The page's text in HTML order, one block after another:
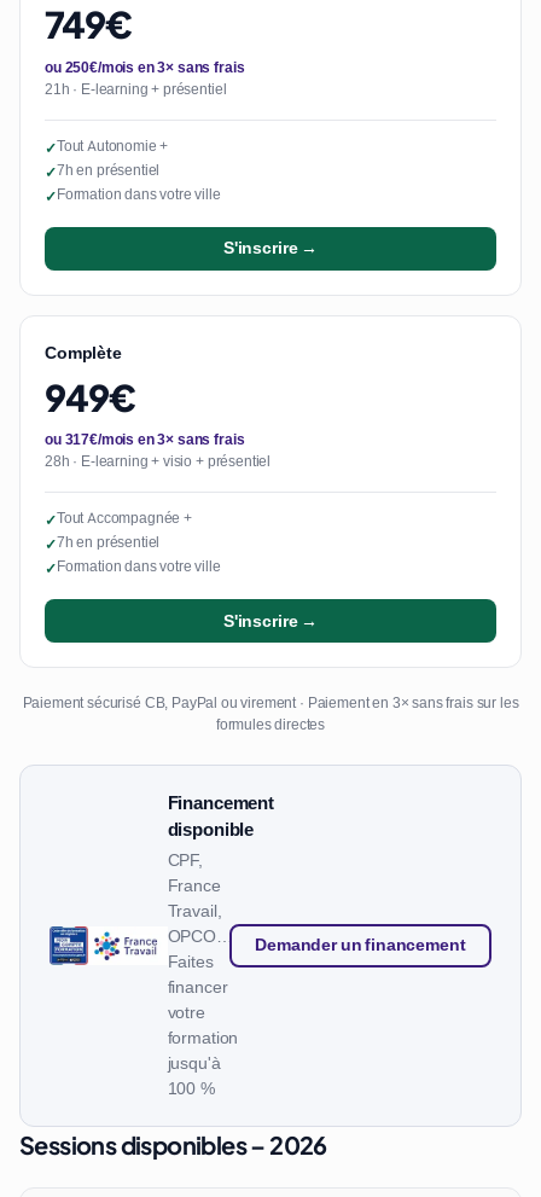
749€
ou 250€/mois en 3× sans frais
21h · E-learning + présentiel
✓Tout Autonomie +
✓7h en présentiel
✓Formation dans votre ville
S'inscrire →
Complète
949€
ou 317€/mois en 3× sans frais
28h · E-learning + visio + présentiel
✓Tout Accompagnée +
✓7h en présentiel
✓Formation dans votre ville
S'inscrire →
Paiement sécurisé CB, PayPal ou virement · Paiement en 3× sans frais sur les
formules directes
Financement
disponible
CPF,
France
Travail,
OPCO…
Faites
financer
votre
formation
jusqu'à
100 %
Demander un financement
Sessions disponibles – 2026